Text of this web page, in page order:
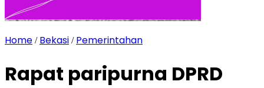
Home / Bekasi / Pemerintahan
Rapat paripurna DPRD